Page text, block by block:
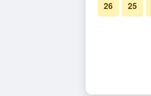
25
26